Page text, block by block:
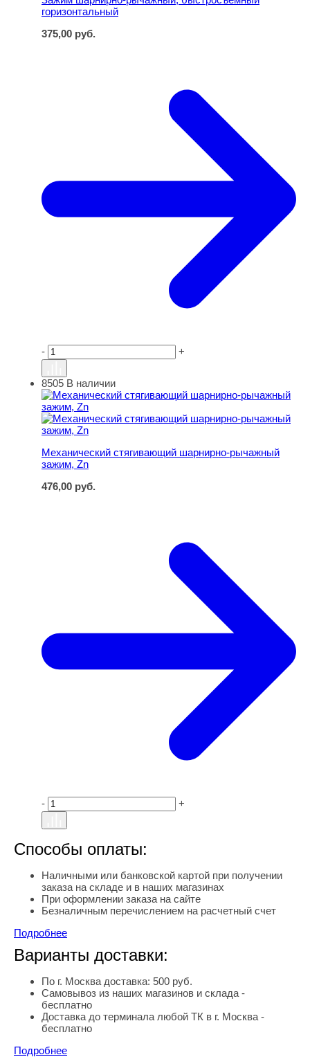
горизонтальный
375,00 руб.
- +
Механический стягивающий шарнирно-рычажный
8505 В наличии
Механический стягивающий шарнирно-рычажный
зажим, Zn
476,00 руб.
- +
Способы оплаты:
Наличными или банковской картой при получении
заказа на складе и в наших магазинах
При оформлении заказа на сайте
Безналичным перечислением на расчетный счет
Подробнее
Варианты доставки:
По г. Москва доставка: 500 руб.
Самовывоз из наших магазинов и склада -
бесплатно
Доставка до терминала любой ТК в г. Москва -
бесплатно
Подробнее